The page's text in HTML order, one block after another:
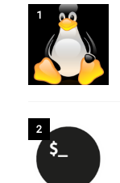
1
2